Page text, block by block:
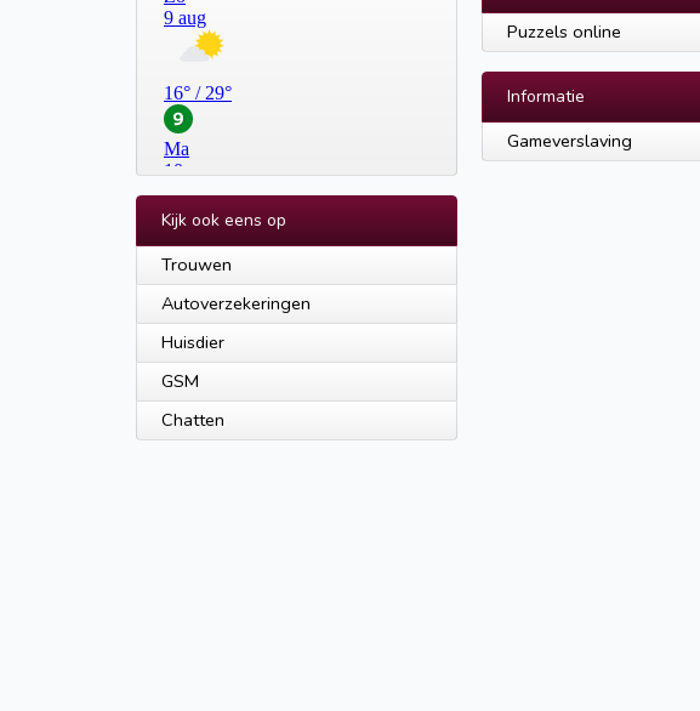
Kijk ook eens op
Trouwen
Autoverzekeringen
Huisdier
GSM
Chatten
Puzzels online
Informatie
Gameverslaving